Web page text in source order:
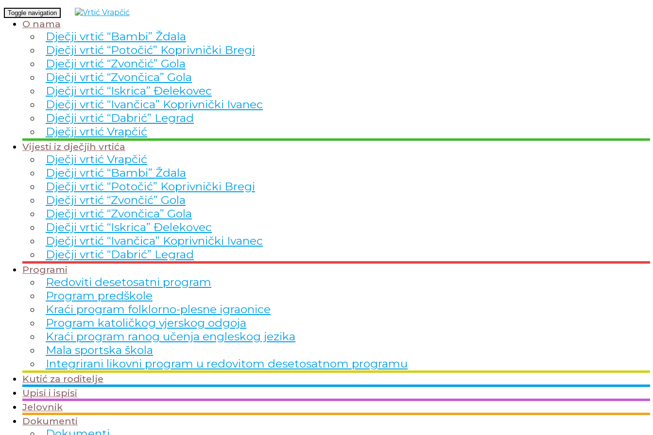
Toggle navigation
O nama
Dječji vrtić “Bambi” Ždala
Dječji vrtić “Potočić” Koprivnički Bregi
Dječji vrtić “Zvončić” Gola
Dječji vrtić “Zvončica” Gola
Dječji vrtić “Iskrica” Đelekovec
Dječji vrtić “Ivančica” Koprivnički Ivanec
Dječji vrtić “Dabrić” Legrad
Dječji vrtić Vrapčić
Vijesti iz dječjih vrtića
Dječji vrtić Vrapčić
Dječji vrtić “Bambi” Ždala
Dječji vrtić “Potočić” Koprivnički Bregi
Dječji vrtić “Zvončić” Gola
Dječji vrtić “Zvončica” Gola
Dječji vrtić “Iskrica” Đelekovec
Dječji vrtić “Ivančica” Koprivnički Ivanec
Dječji vrtić “Dabrić” Legrad
Programi
Redoviti desetosatni program
Program predškole
Kraći program folklorno-plesne igraonice
Program katoličkog vjerskog odgoja
Kraći program ranog učenja engleskog jezika
Mala sportska škola
Integrirani likovni program u redovitom desetosatnom programu
Kutić za roditelje
Upisi i ispisi
Jelovnik
Dokumenti